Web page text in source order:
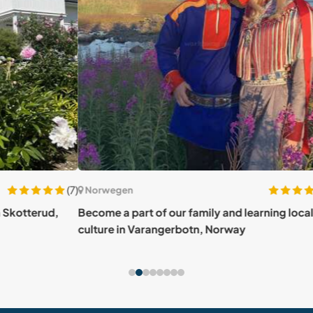
(7) Norwegen
(1)
Become a part of our family and learning local
culture in Varangerbotn, Norway